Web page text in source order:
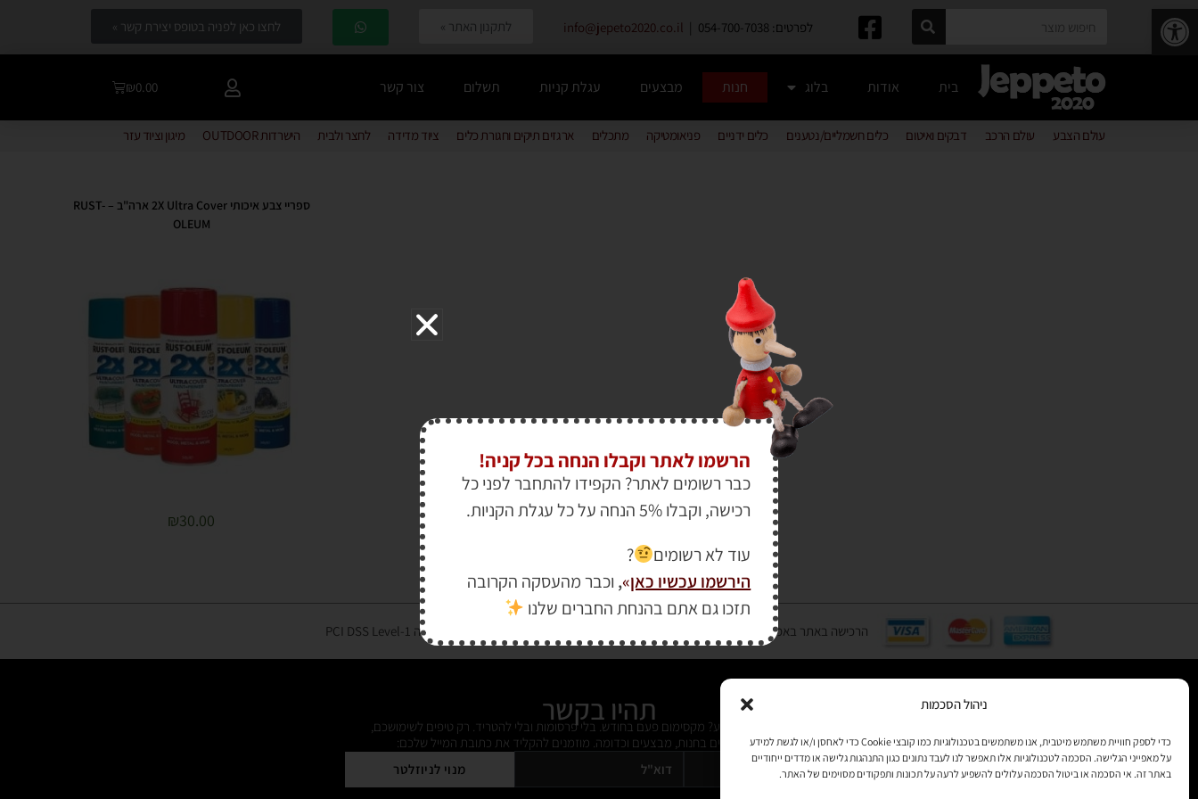
פתח סרגל נגישות
ניהול הסכמות
כדי לספק חוויית משתמש מיטבית, אנו משתמשים בטכנולוגיות כמו קובצי Cookie כדי לאחסן ו/או לגשת למידע
על מאפייני הגלישה. הסכמה לטכנולוגיות אלו תאפשר לנו לעבד נתונים כגון התנהגות גלישה או מדדים ייחודיים
באתר זה. אי הסכמה או ביטול הסכמה עלולים להשפיע לרעה על תכונות ותפקודים מסוימים של האתר.
לפרטים: 054-700-7038 | info@jepeto2020.co.il לתקנון האתר » לחצו כאן לפניה בטופס יצירת קשר »
בית אודות בלוג חנות מבצעים עגלת קניות תשלום צור קשר ₪0.00
עולם הצבע עולם הרכב דבקים ואיטום כלים חשמליים/נטענים כלים ידניים פניאומטיקה מתכלים ארגזים תיקים וחגורת כלים ציוד מדידה לחצר ולבית הישרדות OUTDOOR מיגון וציוד עזר
ספריי צבע איכותי 2X Ultra Cover ארה"ב – RUST-
OLEUM
₪30.00
הרכישה באתר באמצעות כרטיס אשראי מאובטחת במפתח הצפנה EV SSL והעומד בתקן אבטחה PCI DSS Level-1
תהיו בקשר
רוצים לקבל מידי פעם מידע? מקסימום פעם בחודש. בלי פרסומות ובלי להטריד. רק טיפים לשימושכם,
מידע על דברים חדשים בחנות, מבצעים וכדומה. מוזמנים להקליד את כתובת המייל שלכם:
מנוי לניוזלטר
הרשמו לאתר וקבלו הנחה בכל קניה!
כבר רשומים לאתר? הקפידו להתחבר לפני כל
רכישה, וקבלו 5% הנחה על כל עגלת הקניות.
עוד לא רשומים
?
הירשמו עכשיו כאן»
, וכבר מהעסקה הקרובה
תזכו גם אתם בהנחת החברים שלנו